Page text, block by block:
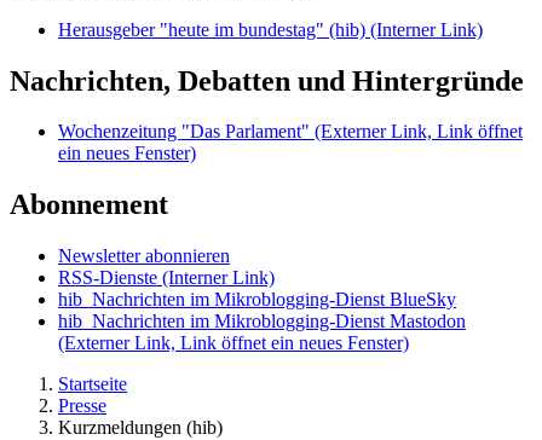
Herausgeber "heute im bundestag" (hib) (Interner Link)
Nachrichten, Debatten und Hintergründe
Wochenzeitung "Das Parlament" (Externer Link, Link öffnet
ein neues Fenster)
Abonnement
Newsletter abonnieren
RSS-Dienste (Interner Link)
hib_Nachrichten im Mikroblogging-Dienst BlueSky
hib_Nachrichten im Mikroblogging-Dienst Mastodon
(Externer Link, Link öffnet ein neues Fenster)
Startseite
Presse
Kurzmeldungen (hib)